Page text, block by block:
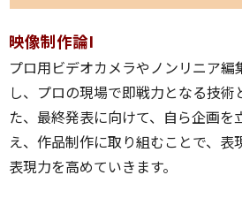
映像制作論I
プロ用ビデオカメラやノンリニア
し、プロの現場で即戦力となる技術
た、最終発表に向けて、自ら企画を
え、作品制作に取り組むことで、表
表現力を高めていきます。